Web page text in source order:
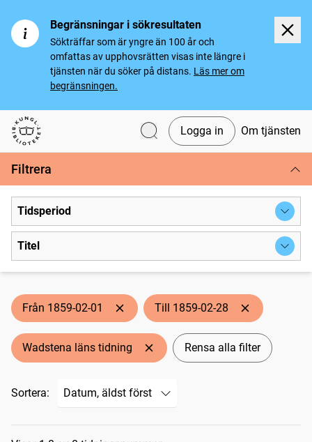
Begränsningar i sökresultaten
Sökträffar som är yngre än 100 år och
omfattas av upphovsrätten visas inte längre i
tjänsten när du söker på distans. Läs mer om
begränsningen.
Svenska tidningar
Logga in Om tjänsten
Filtrera
Tidsperiod
Titel
Från 1859-02-01 Till 1859-02-28
Wadstena läns tidning Rensa alla filter
Sortera: